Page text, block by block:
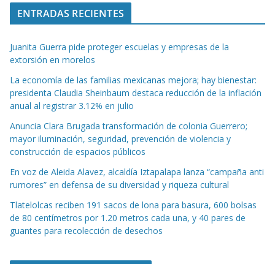
ENTRADAS RECIENTES
Juanita Guerra pide proteger escuelas y empresas de la
extorsión en morelos
La economía de las familias mexicanas mejora; hay bienestar:
presidenta Claudia Sheinbaum destaca reducción de la inflación
anual al registrar 3.12% en julio
Anuncia Clara Brugada transformación de colonia Guerrero;
mayor iluminación, seguridad, prevención de violencia y
construcción de espacios públicos
En voz de Aleida Alavez, alcaldía Iztapalapa lanza “campaña anti
rumores” en defensa de su diversidad y riqueza cultural
Tlatelolcas reciben 191 sacos de lona para basura, 600 bolsas
de 80 centímetros por 1.20 metros cada una, y 40 pares de
guantes para recolección de desechos